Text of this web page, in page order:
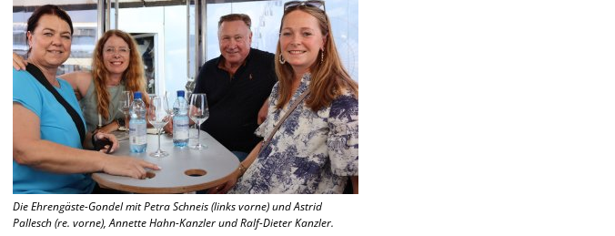
Die Ehrengäste-Gondel mit Petra Schneis (links vorne) und Astrid
Pallesch (re. vorne), Annette Hahn-Kanzler und Ralf-Dieter Kanzler.